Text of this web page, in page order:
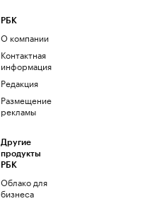
РБК
О компании
Контактная
информация
Редакция
Размещение
рекламы
Другие
продукты
РБК
Облако для
бизнеса